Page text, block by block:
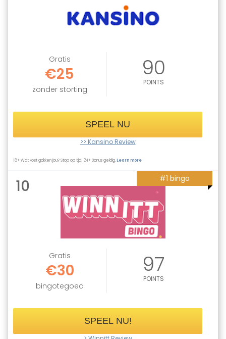
Gratis
€25
zonder storting
90
POINTS
SPEEL NU
>> Kansino Review
18+ Wat kost gokken jou? Stop op tijd! 24+ Bonus geldig.Learn more
#1 bingo
10
Gratis
€30
bingotegoed
97
POINTS
SPEEL NU!